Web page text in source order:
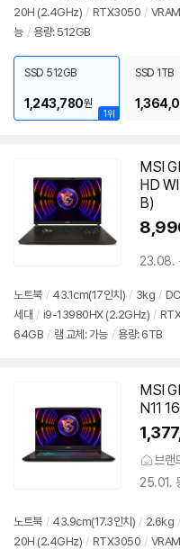
20H (2.4GHz) / RTX3050 /
능 / 용량: 512GB
1위
SSD 512GB
1,243,780원
SSD 1TB
MSI
HD
B)
23.08.
노트북 / 43.1cm(17인치) / 3kg /
세대 / i9-13980HX (2.2GHz) /
64GB / 램 교체: 가능 / 용량: 6TB
MSI
N11
브랜
25.01.
노트북 / 43.9cm(17.3인치) / 2.6kg /
20H (2.4GHz) / RTX3050 /